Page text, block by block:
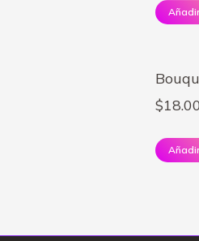
$18.00